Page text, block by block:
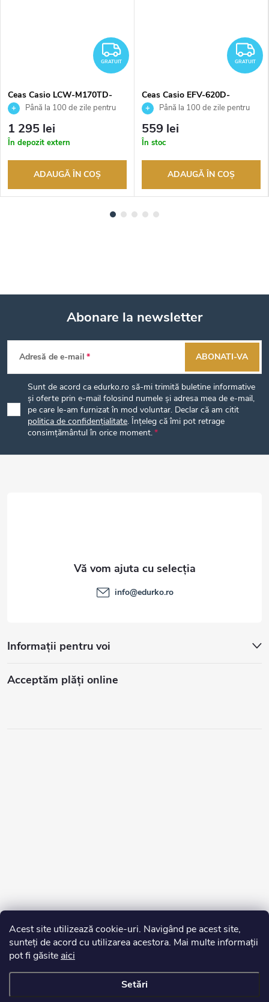
Acest site utilizează cookie-uri. Navigând pe acest site,
sunteți de acord cu utilizarea acestora. Mai multe informații
pot fi găsite aici
Setări
GRATUIT
GRATUIT
Ceas Casio LCW-M170TD-
1AERPână la 100 de zile pentru
returnarea bunurilor. Vânzător
autorizat
1 295 lei
În depozit extern
ADAUGĂ ÎN COŞ
GRATUIT
Ceas Casio EFV-620D-
1A4VUEFPână la 100 de zile pentru
returnarea bunurilor. Vânzător
autorizat
559 lei
În stoc
ADAUGĂ ÎN COŞ
S
u
b
o
Abonare la newsletter
Adresă de e-mail
Sunt de acord ca edurko.ro să-mi trimită buletine informative
și oferte prin e-mail folosind numele și adresa mea de e-mail,
pe care le-am furnizat în mod voluntar. Declar că am citit
politica de confidențialitate. Înțeleg că îmi pot retrage
consimțământul în orice moment.
ABONATI-VA
Informații pentru voi
Acceptăm plăţi online
info@edurko.ro